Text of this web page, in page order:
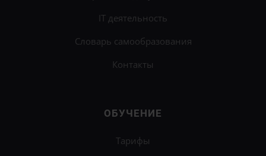
IT деятельность
Словарь самообразования
Контакты
ОБУЧЕНИЕ
Тарифы